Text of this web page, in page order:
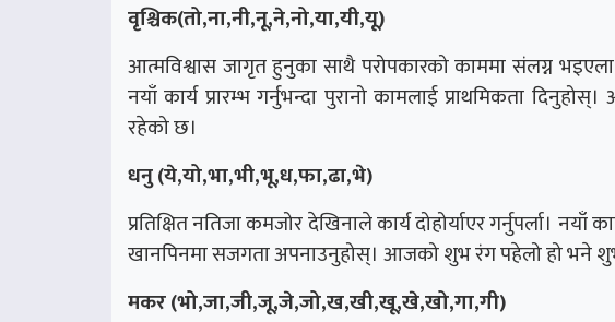
वृश्चिक(तो,ना,नी,नू,ने,नो,या,यी,यू)
आत्मविश्वास जागृत हुनुका साथै परोपकारको काममा संलग्न
नयाँ कार्य प्रारम्भ गर्नुभन्दा पुरानो कामलाई प्राथमिकता
रहेको छ।
धनु (ये,यो,भा,भी,भू,ध,फा,ढा,भे)
प्रतिक्षित नतिजा कमजोर देखिनाले कार्य दोहोर्याएर गर्नुपर्ला। नयाँ
खानपिनमा सजगता अपनाउनुहोस्। आजको शुभ रंग पहेलो हो भने
मकर (भो,जा,जी,जू,जे,जो,ख,खी,खू,खे,खो,गा,गी)